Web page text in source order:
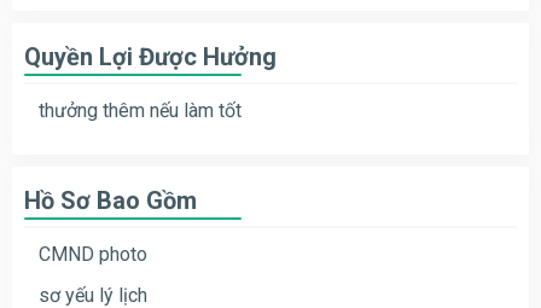
Quyền Lợi Được Hưởng
thưởng thêm nếu làm tốt
Hồ Sơ Bao Gồm
CMND photo
sơ yếu lý lịch